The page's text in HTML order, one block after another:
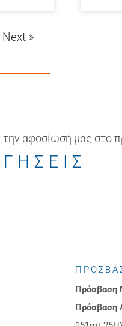
Next »
την αφοσίωσή μας στο
Πρόσβαση
Πρόσβαση